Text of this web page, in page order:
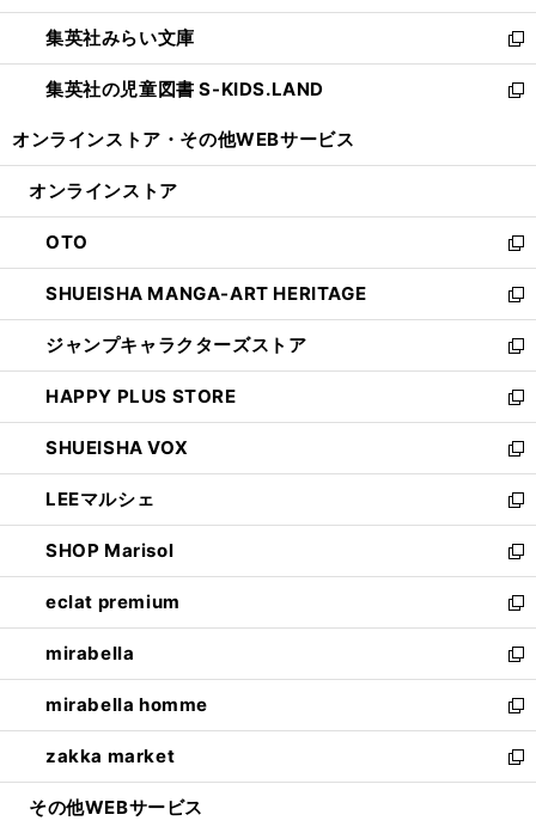
開
く
ウ
で
開
く
ン
ド
ウ
で
ウ
ィ
ン
ド
開
集英社みらい文庫
新
し
い
ン
ウ
で
開
く
集英社の児童図書 S-KIDS.LAND
新
ウ
ン
ド
ウ
で
開
く
オンラインストア・ その他WEBサービス
オンラインストア
OTO
新
し
い
ウ
ィ
ン
ド
ウ
で
開
く
SHUEISHA MANGA-ART HERITAGE
新
し
い
ウ
ィ
ン
ド
ウ
で
開
く
ジャンプキャラクターズストア
新
し
い
ウ
ィ
ン
ド
ウ
で
開
く
HAPPY PLUS STORE
新
し
い
ウ
ィ
ン
ド
ウ
で
開
く
SHUEISHA VOX
新
し
い
ウ
ィ
ン
ド
ウ
で
開
く
LEEマルシェ
新
し
い
ウ
ィ
ン
ド
ウ
で
開
く
SHOP Marisol
新
し
い
ウ
ィ
ン
ド
ウ
で
開
eclat premium
新
し
い
ウ
ィ
ン
ド
ウ
mirabella
新
し
い
ウ
ィ
ン
mirabella homme
新
し
い
ウ
zakka market
新
し
その他WEBサービス